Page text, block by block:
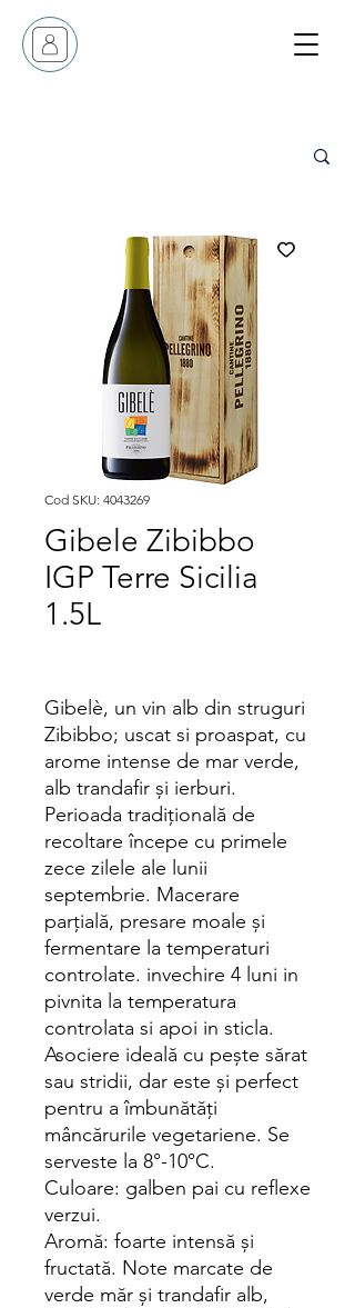
Cod SKU: 4043269
Gibele Zibibbo
IGP Terre Sicilia
1.5L
Gibelè, un vin alb din struguri
Zibibbo; uscat si proaspat, cu
arome intense de mar verde,
alb trandafir și ierburi.
Perioada tradițională de
recoltare începe cu primele
zece zilele ale lunii
septembrie. Macerare
parțială, presare moale și
fermentare la temperaturi
controlate. invechire 4 luni in
pivnita la temperatura
controlata si apoi in sticla.
Asociere ideală cu pește sărat
sau stridii, dar este și perfect
pentru a îmbunătăți
mâncărurile vegetariene. Se
serveste la 8°-10°C.
Culoare: galben pai cu reflexe
verzui.
Aromă: foarte intensă și
fructată. Note marcate de
verde măr și trandafir alb,